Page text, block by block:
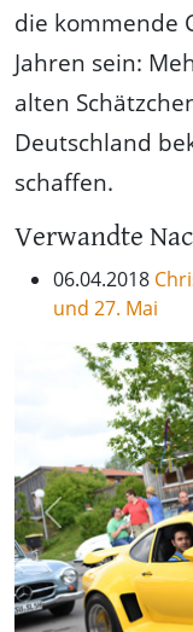
die kommende
Jahren sein:
alten
Deutschland
schaffen.
Verwandte
06.04.2018
und 27. Mai
Previous